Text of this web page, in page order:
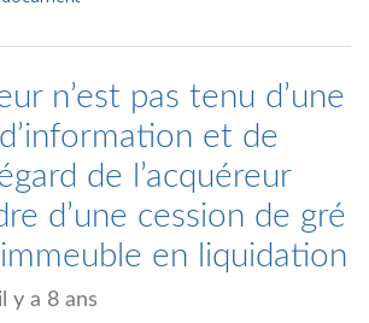
n’est pas tenu d’une
et de
de l’acquéreur
d’une cession de gré
immeuble en liquidation
y a 8 ans